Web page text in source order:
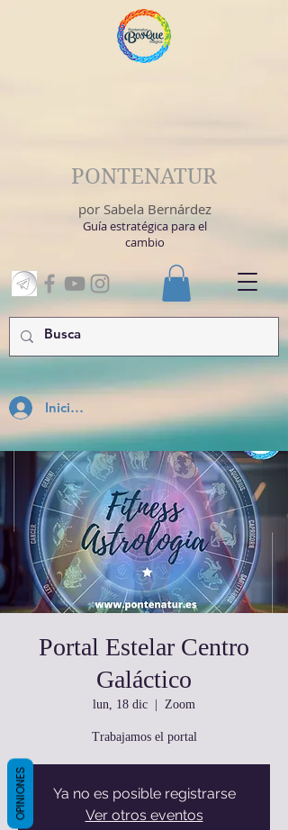
Inicia Sesión
PONTENATUR
por Sabela Bernárdez
Guía estratégica para el
cambio
Portal Estelar Centro
Galáctico
lun, 18 dic
  |
Zoom
Trabajamos el portal
Ya no es posible registrarse
Ver otros eventos
OPINIONES